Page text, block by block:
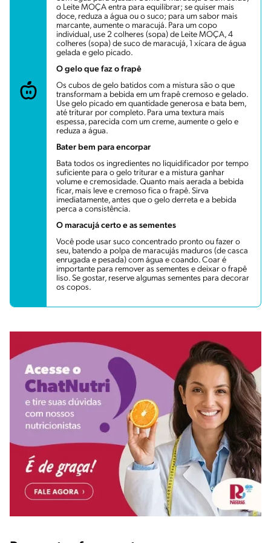
o Leite MOÇA entra para equilibrar; se quiser mais
doce, reduza a água ou o suco; para um sabor mais
marcante, aumente o maracujá. Para um copo
individual, use 2 colheres (sopa) de Leite MOÇA, 4
colheres (sopa) de suco de maracujá, 1 xícara de água
gelada e gelo picado.
O gelo que faz o frapê
Os cubos de gelo batidos com a mistura são o que
transformam a bebida em um frapê cremoso e gelado.
Use gelo picado em quantidade generosa e bata bem,
até triturar por completo. Para uma textura mais
espessa, parecida com um creme, aumente o gelo e
reduza a água.
Bater bem para encorpar
Bata todos os ingredientes no liquidificador por tempo
suficiente para o gelo triturar e a mistura ganhar
volume e cremosidade. Quanto mais aerada a bebida
ficar, mais leve e cremoso fica o frapê. Sirva
imediatamente, antes que o gelo derreta e a bebida
perca a consistência.
O maracujá certo e as sementes
Você pode usar suco concentrado pronto ou fazer o
seu, batendo a polpa de maracujás maduros (de casca
enrugada e pesada) com água e coando. Coar é
importante para remover as sementes e deixar o frapê
liso. Se gostar, reserve algumas sementes para decorar
os copos.